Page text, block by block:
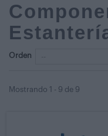
Orden
Mostrando 1 - 9 de 9